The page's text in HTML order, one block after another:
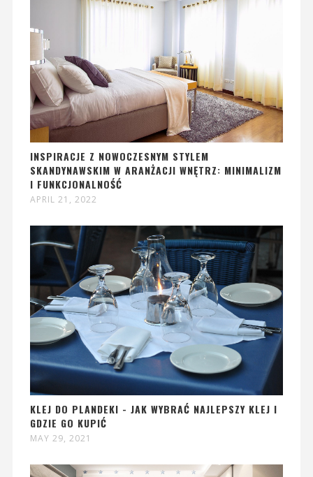
INSPIRACJE Z NOWOCZESNYM STYLEM
SKANDYNAWSKIM W ARANŻACJI WNĘTRZ: MINIMALIZM
I FUNKCJONALNOŚĆ
APRIL 21, 2022
KLEJ DO PLANDEKI - JAK WYBRAĆ NAJLEPSZY KLEJ I
GDZIE GO KUPIĆ
MAY 29, 2021